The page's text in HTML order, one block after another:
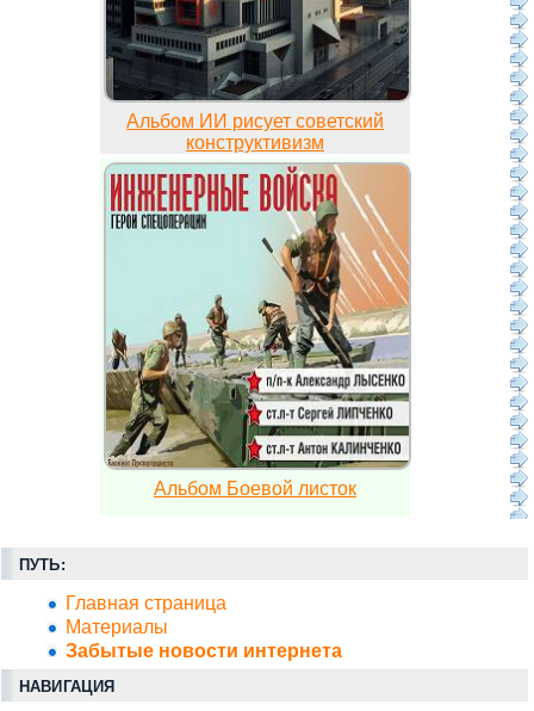
Альбом ИИ рисует советский
конструктивизм
Альбом Боевой листок
ПУТЬ:
Главная страница
Материалы
Забытые новости интернета
НАВИГАЦИЯ